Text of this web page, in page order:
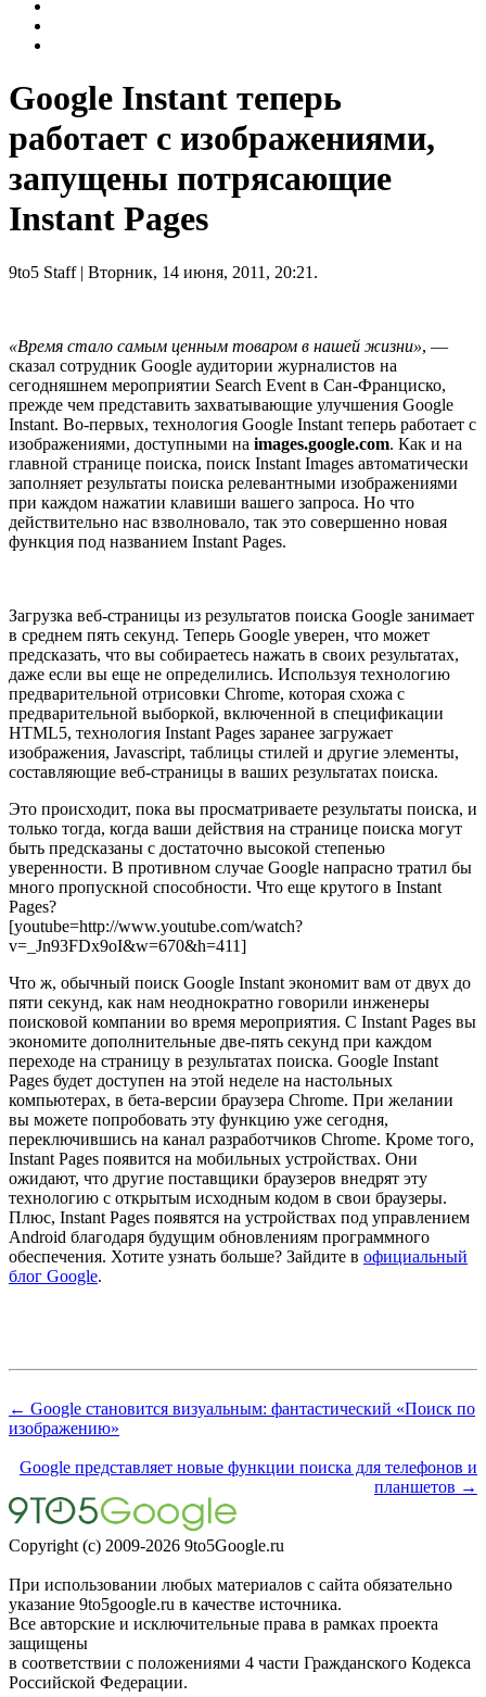
Google Instant теперь
работает с изображениями,
запущены потрясающие
Instant Pages
9to5 Staff| Вторник, 14 июня, 2011, 20:21.
«Время стало самым ценным товаром в нашей жизни», —
сказал сотрудник Google аудитории журналистов на
сегодняшнем мероприятии Search Event в Сан-Франциско,
прежде чем представить захватывающие улучшения Google
Instant. Во-первых, технология Google Instant теперь работает с
изображениями, доступными на images.google.com. Как и на
главной странице поиска, поиск Instant Images автоматически
заполняет результаты поиска релевантными изображениями
при каждом нажатии клавиши вашего запроса. Но что
действительно нас взволновало, так это совершенно новая
функция под названием Instant Pages.
Загрузка веб-страницы из результатов поиска Google занимает
в среднем пять секунд. Теперь Google уверен, что может
предсказать, что вы собираетесь нажать в своих результатах,
даже если вы еще не определились. Используя технологию
предварительной отрисовки Chrome, которая схожа с
предварительной выборкой, включенной в спецификации
HTML5, технология Instant Pages заранее загружает
изображения, Javascript, таблицы стилей и другие элементы,
составляющие веб-страницы в ваших результатах поиска.
Это происходит, пока вы просматриваете результаты поиска, и
только тогда, когда ваши действия на странице поиска могут
быть предсказаны с достаточно высокой степенью
уверенности. В противном случае Google напрасно тратил бы
много пропускной способности. Что еще крутого в Instant
Pages?
[youtube=http://www.youtube.com/watch?
v=_Jn93FDx9oI&w=670&h=411]
Что ж, обычный поиск Google Instant экономит вам от двух до
пяти секунд, как нам неоднократно говорили инженеры
поисковой компании во время мероприятия. С Instant Pages вы
экономите дополнительные две-пять секунд при каждом
переходе на страницу в результатах поиска. Google Instant
Pages будет доступен на этой неделе на настольных
компьютерах, в бета-версии браузера Chrome. При желании
вы можете попробовать эту функцию уже сегодня,
переключившись на канал разработчиков Chrome. Кроме того,
Instant Pages появится на мобильных устройствах. Они
ожидают, что другие поставщики браузеров внедрят эту
технологию с открытым исходным кодом в свои браузеры.
Плюс, Instant Pages появятся на устройствах под управлением
Android благодаря будущим обновлениям программного
обеспечения. Хотите узнать больше? Зайдите в официальный
блог Google.
← Google становится визуальным: фантастический «Поиск по
изображению»
Google представляет новые функции поиска для телефонов и
планшетов →
Copyright (c) 2009-2026 9to5Google.ru
При использовании любых материалов с сайта обязательно
указание 9to5google.ru в качестве источника.
Все авторские и исключительные права в рамках проекта
защищены
в соответствии с положениями 4 части Гражданского Кодекса
Российской Федерации.